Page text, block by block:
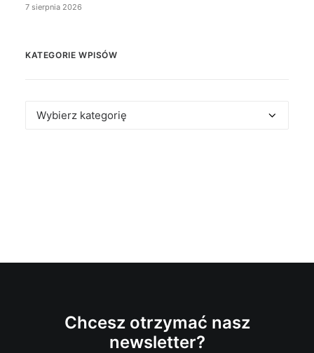
7 sierpnia 2026
KATEGORIE WPISÓW
Kategorie
Chcesz otrzymać nasz
newsletter?